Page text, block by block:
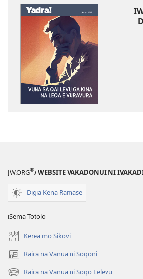
JW.ORG®/ WEBSITE VAKADONUI NI
Digia Kena Ramase
iSema Totolo
Kerea mo Sikovi
Raica na Vanua ni Soqoni
(opens
new
window)
Raica na Vanua ni Soqo Lelevu
(opens